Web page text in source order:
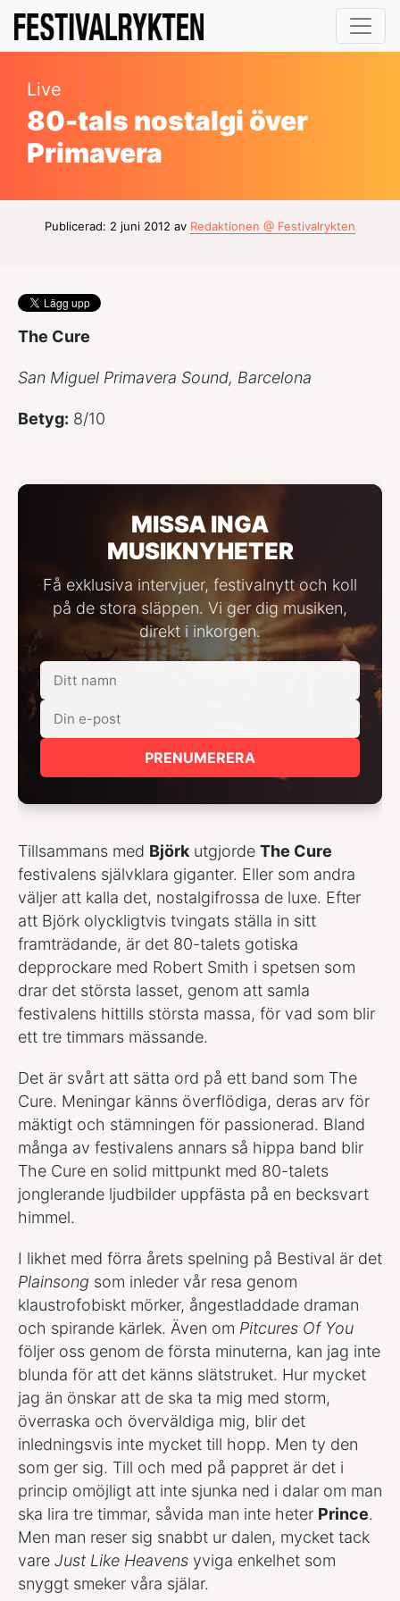
Live
80-tals nostalgi över
Primavera
Publicerad: 2 juni 2012 av Redaktionen @ Festivalrykten
The Cure
San Miguel Primavera Sound, Barcelona
Betyg: 8/10
MISSA INGA
MUSIKNYHETER
Få exklusiva intervjuer, festivalnytt och koll
på de stora släppen. Vi ger dig musiken,
direkt i inkorgen.
PRENUMERERA
Tillsammans med Björk utgjorde The Cure
festivalens självklara giganter. Eller som andra
väljer att kalla det, nostalgifrossa de luxe. Efter
att Björk olyckligtvis tvingats ställa in sitt
framträdande, är det 80-talets gotiska
depprockare med Robert Smith i spetsen som
drar det största lasset, genom att samla
festivalens hittills största massa, för vad som blir
ett tre timmars mässande.
Det är svårt att sätta ord på ett band som The
Cure. Meningar känns överflödiga, deras arv för
mäktigt och stämningen för passionerad. Bland
många av festivalens annars så hippa band blir
The Cure en solid mittpunkt med 80-talets
jonglerande ljudbilder uppfästa på en becksvart
himmel.
I likhet med förra årets spelning på Bestival är det
Plainsong som inleder vår resa genom
klaustrofobiskt mörker, ångestladdade draman
och spirande kärlek. Även om Pitcures Of You
följer oss genom de första minuterna, kan jag inte
blunda för att det känns slätstruket. Hur mycket
jag än önskar att de ska ta mig med storm,
överraska och överväldiga mig, blir det
inledningsvis inte mycket till hopp. Men ty den
som ger sig. Till och med på pappret är det i
princip omöjligt att inte sjunka ned i dalar om man
ska lira tre timmar, såvida man inte heter Prince.
Men man reser sig snabbt ur dalen, mycket tack
vare Just Like Heavens yviga enkelhet som
snyggt smeker våra själar.